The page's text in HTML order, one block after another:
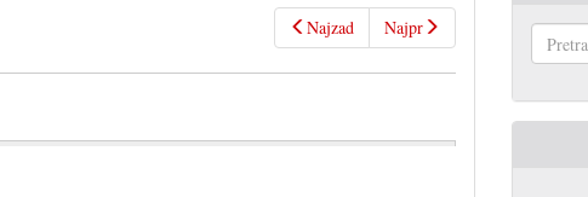
Najzad Najpr